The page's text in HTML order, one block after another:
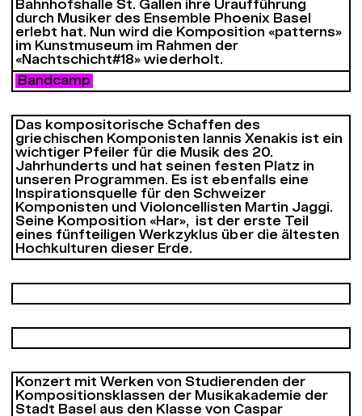
Bahnhofshalle St. Gallen ihre Uraufführung
durch Musiker des Ensemble Phoenix Basel
erlebt hat. Nun wird die Komposition «patterns»
im Kunstmuseum im Rahmen der
«Nachtschicht#18» wiederholt.
Bandcamp
Das kompositorische Schaffen des
griechischen Komponisten Iannis Xenakis ist ein
wichtiger Pfeiler für die Musik des 20.
Jahrhunderts und hat seinen festen Platz in
unseren Programmen. Es ist ebenfalls eine
Inspirationsquelle für den Schweizer
Komponisten und Violoncellisten Martin Jaggi.
Seine Komposition «Har», ist der erste Teil
eines fünfteiligen Werkzyklus über die ältesten
Hochkulturen dieser Erde.
Konzert mit Werken von Studierenden der
Kompositionsklassen der Musikakademie der
Stadt Basel aus den Klasse von Caspar